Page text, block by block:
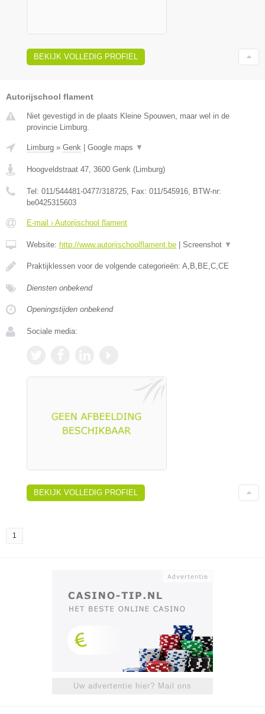
BEKIJK VOLLEDIG PROFIEL
Autorijschool flament
Niet gevestigd in de plaats Kleine Spouwen, maar wel in de
provincie Limburg.
Limburg » Genk Google maps ▼
Hoogveldstraat 47 3600 Genk ( Limburg)
Tel: 011/544481-0477/318725 , Fax: 011/545916 , BTW-nr:
be0425315603
E-mail › Autorijschool flament
Website: http://www.autorijschoolflament.be Screenshot ▼
Praktijklessen voor de volgende categorieën: A,B,BE,C,CE
Diensten onbekend
Openingstijden onbekend
Sociale media:
BEKIJK VOLLEDIG PROFIEL
1
Uw advertentie hier? Mail ons